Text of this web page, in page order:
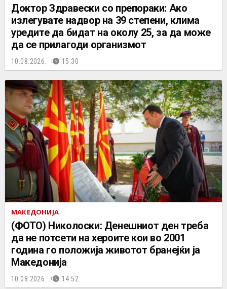
Доктор Здравески со препораки: Ако
излегувате надвор на 39 степени, клима
уредите да бидат на околу 25, за да може
да се прилагоди организмот
10.08.2026. 15:30
МАКЕДОНИЈА
(ФОТО) Николоски: Денешниот ден треба
да не потсети на хероите кои во 2001
година го положија животот бранејќи ја
Македонија
10.08.2026. 14:52